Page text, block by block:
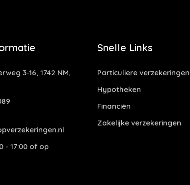
3-16, 1742 NM,
- 17:00 of op
Snelle Links
Particuliere verzekeringen
Hypotheken
Financiën
Zakelijke verzekeringen